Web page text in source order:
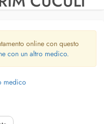
online con questo
con un altro medico.
medico